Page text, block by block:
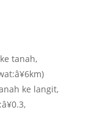
tanah,
ke langit,